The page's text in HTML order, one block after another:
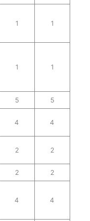
1 1
1 1
5 5
4 4
2 2
2 2
4 4